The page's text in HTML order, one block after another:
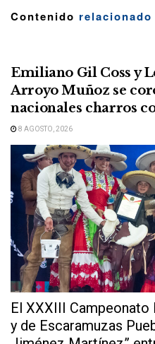
Contenido relacionado
Emiliano Gil Coss y
Arroyo Muñoz se
nacionales charros
8 AGOSTO, 2026
El XXXIII
y de Escaramuzas